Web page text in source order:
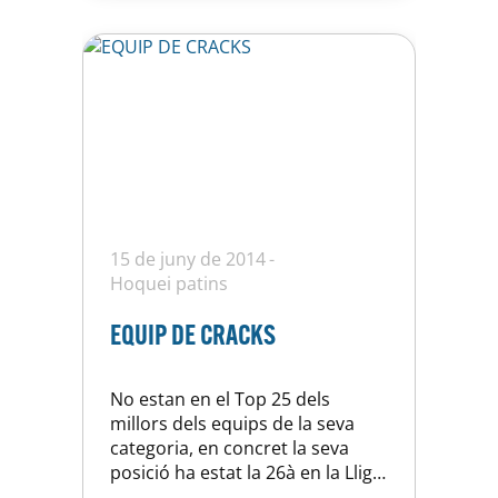
esdeveniment esportiu.
15 de juny de 2014
Hoquei patins
EQUIP DE CRACKS
No estan en el Top 25 dels
millors dels equips de la seva
categoria, en concret la seva
posició ha estat la 26à en la Lliga